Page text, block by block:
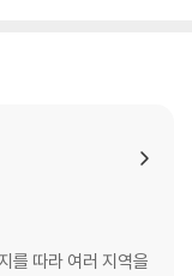
를 따라 여러 지역을